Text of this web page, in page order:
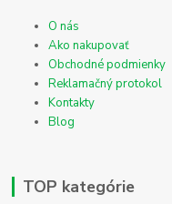
O nás
Ako nakupovať
Obchodné podmienky
Reklamačný protokol
Kontakty
Blog
TOP kategórie